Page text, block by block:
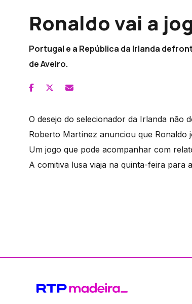
Ronaldo vai a
Portugal e a República da Irlanda
de Aveiro.
O desejo do selecionador da Irlanda não
Roberto Martínez anunciou que Ronaldo
Um jogo que pode acompanhar com
A comitiva lusa viaja na quinta-feira para